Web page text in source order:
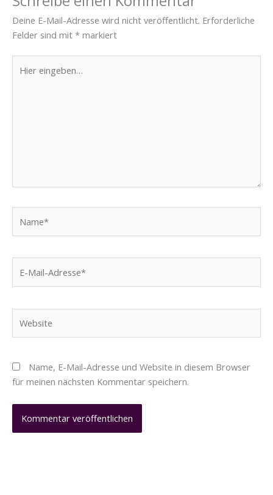
Deine E-Mail-Adresse wird nicht veröffentlicht. Erforderliche
Felder sind mit * markiert
eingeben…
Mail-
Name, E-Mail-Adresse und Website in diesem Browser
für meinen nächsten Kommentar speichern.